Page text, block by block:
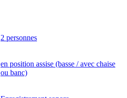
2 personnes
en position assise (basse / avec chaise
ou banc)